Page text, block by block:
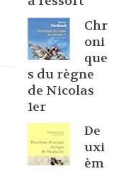
Chr
oni
que
s du règne
de Nicolas
1er
De
uxi
èm